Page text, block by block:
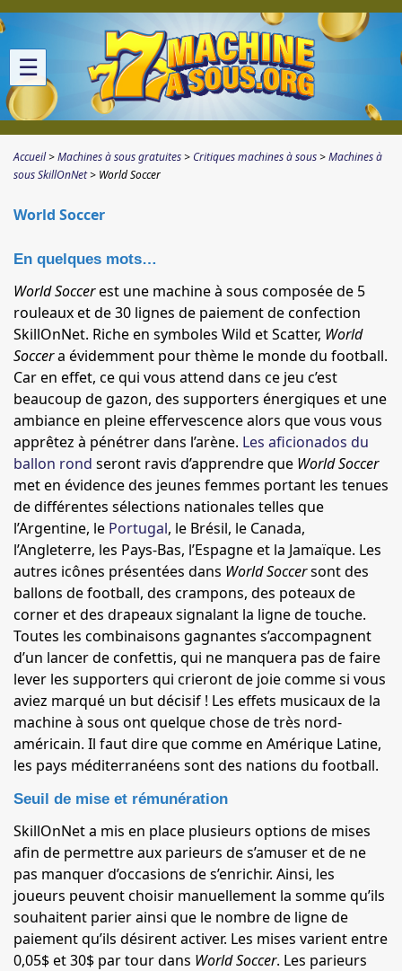
☰
Accueil Machines à sous gratuites Critiques machines à sous
Machines à
sous SkillOnNet
World Soccer
World Soccer
En quelques mots…
World Soccerest une machine à sous composée de 5
rouleaux et de 30 lignes de paiement de confection
SkillOnNet. Riche en symboles Wild et Scatter, World
Soccera évidemment pour thème le monde du football.
Car en effet, ce qui vous attend dans ce jeu c’est
beaucoup de gazon, des supporters énergiques et une
ambiance en pleine effervescence alors que vous vous
apprêtez à pénétrer dans l’arène. Les aficionados du
ballon rond seront ravis d’apprendre que World Soccer
met en évidence des jeunes femmes portant les tenues
de différentes sélections nationales telles que
l’Argentine, le Portugal, le Brésil, le Canada,
l’Angleterre, les Pays-Bas, l’Espagne et la Jamaïque. Les
autres icônes présentées dans World Soccersont des
ballons de football, des crampons, des poteaux de
corner et des drapeaux signalant la ligne de touche.
Toutes les combinaisons gagnantes s’accompagnent
d’un lancer de confettis, qui ne manquera pas de faire
lever les supporters qui crieront de joie comme si vous
aviez marqué un but décisif ! Les effets musicaux de la
machine à sous ont quelque chose de très nord-
américain. Il faut dire que comme en Amérique Latine,
les pays méditerranéens sont des nations du football.
Seuil de mise et rémunération
SkillOnNet a mis en place plusieurs options de mises
afin de permettre aux parieurs de s’amuser et de ne
pas manquer d’occasions de s’enrichir. Ainsi, les
joueurs peuvent choisir manuellement la somme qu’ils
souhaitent parier ainsi que le nombre de ligne de
paiement qu’ils désirent activer. Les mises varient entre
0,05$ et 30$ par tour dans World Soccer. Les parieurs